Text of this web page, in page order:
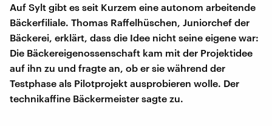
Auf Sylt gibt es seit Kurzem eine autonom arbeitende
Bäckerfiliale. Thomas Raffelhüschen, Juniorchef der
Bäckerei, erklärt, dass die Idee nicht seine eigene war:
Die Bäckereigenossenschaft kam mit der Projektidee
auf ihn zu und fragte an, ob er sie während der
Testphase als Pilotprojekt ausprobieren wolle. Der
technikaffine Bäckermeister sagte zu.